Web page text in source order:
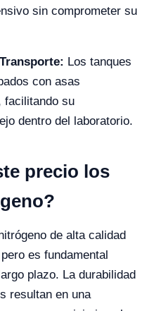
sin comprometer su
Los tanques
con asas
facilitando su
dentro del laboratorio.
precio los
de alta calidad
es fundamental
plazo. La durabilidad
resultan en una